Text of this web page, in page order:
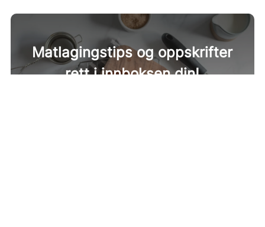
6 g
fiber
3 g
Matlagingstips og oppskrifter
rett i innboksen din!